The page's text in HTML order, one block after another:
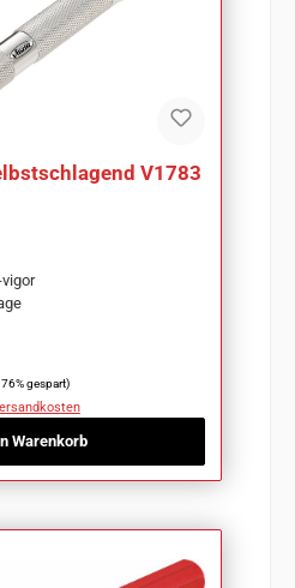
V1783
gespart)
Warenkorb